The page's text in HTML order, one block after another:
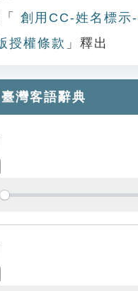
創用CC-姓名標示
授權條款 」釋出
灣客語辭典